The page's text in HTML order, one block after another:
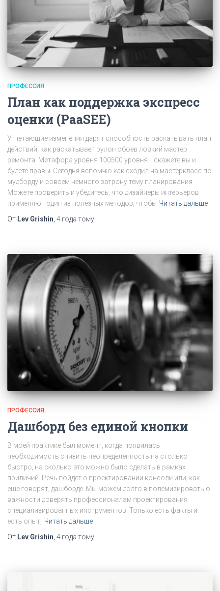
ПРОФЕССИЯ
План как поддержка экспресс
оценки (PaaSEE)
Угнетающие изменения дарят способность раскатывать план
действий, как раскатывает рулон обоев ловкий мастер
ремонта. Метафора уровня 100500 уровня… скажете вы и
будете правы. Сегодня вспомню как сходил на мастеркласс по
мудборду и совсем немного затрону тему планирования.
Можете проверить и убедитесь, что дизайнеры интерьеров
применяют один из полезных методов, чтобы Читать дальше
От Lev Grishin, 4 года тому
ПРОФЕССИЯ
Дашборд без единой кнопки
В моей практике был момент, когда появилась
необходимость снизить неопределенность на столько
быстро, на сколько это можно было сделать в рамках
приличий. Речь пойдет о проектировании консоли или, как
еще говорят, дашборде. Мы можем долго в полемизировать о
важности доверять профессионалам проектирования
специализированных инструментов. Только есть факты и
есть опыт, Читать дальше
От Lev Grishin 4 года тому